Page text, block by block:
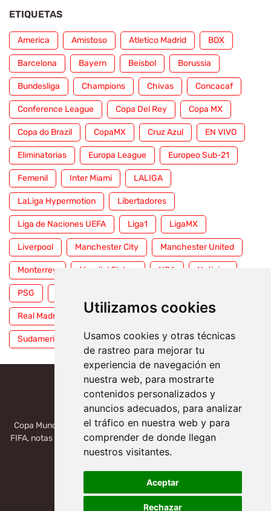
Utilizamos cookies
Usamos cookies y otras técnicas
de rastreo para mejorar tu
experiencia de navegación en
nuestra web, para mostrarte
contenidos personalizados y
anuncios adecuados, para analizar
el tráfico en nuestra web y para
comprender de donde llegan
nuestros visitantes.
Aceptar
Rechazar
ETIQUETAS
America Amistoso Atletico Madrid BOX
Barcelona Bayern Beisbol Borussia
Bundesliga Champions Chivas Concacaf
Conference League Copa Del Rey Copa MX
Copa do Brazil CopaMX Cruz Azul EN VIVO
Eliminatorias Europa League Europeo Sub-21
Femenil Inter Miami LALIGA
LaLiga Hypermotion Libertadores
Liga de Naciones UEFA Liga1 LigaMX
Liverpool Manchester City Manchester United
Monterrey Mundial Clubes NBA Noticias
PSG
Real Madrid Selección Mexicana Serie A
Sudamericana Tigres Toluca UFC WWE
Copa Mundial 2026, México, USA, Canadá: Copa del Mundo de la
FIFA, notas deportivas de la liga de Serie A, Liga MX, LALIGA. Toda
la información del futbol mundial.